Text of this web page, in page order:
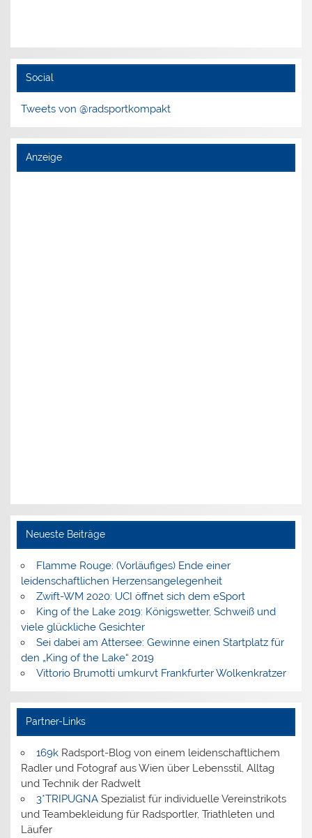
Social
Tweets von @radsportkompakt
Anzeige
Neueste Beiträge
Flamme Rouge: (Vorläufiges) Ende einer
leidenschaftlichen Herzensangelegenheit
Zwift-WM 2020: UCI öffnet sich dem eSport
King of the Lake 2019: Königswetter, Schweiß und
viele glückliche Gesichter
Sei dabei am Attersee: Gewinne einen Startplatz für
den „King of the Lake“ 2019
Vittorio Brumotti umkurvt Frankfurter Wolkenkratzer
Partner-Links
169kRadsport-Blog von einem leidenschaftlichem
Radler und Fotograf aus Wien über Lebensstil, Alltag
und Technik der Radwelt
3*TRIPUGNASpezialist für individuelle Vereinstrikots
und Teambekleidung für Radsportler, Triathleten und
Läufer